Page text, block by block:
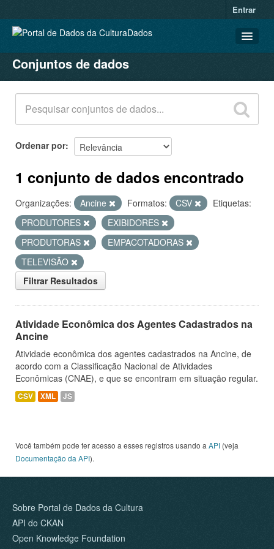
Entrar
CONJUNTOS DE DADOS
ORGANIZAÇÕES
GRUPOS
SOBRE
Conjuntos de dados
Ordenar por
1 conjunto de dados encontrado
Organizações: Ancine Formatos: CSV
Etiquetas:
PRODUTORES
EXIBIDORES
PRODUTORAS
EMPACOTADORAS
TELEVISÃO
Filtrar Resultados
Atividade Econômica dos Agentes Cadastrados na
Ancine
Atividade econômica dos agentes cadastrados na Ancine, de
acordo com a Classificação Nacional de Atividades
Econômicas (CNAE), e que se encontram em situação regular.
CSV XML JS
Você também pode ter acesso a esses registros usando a API (veja
Documentação da API).
Sobre Portal de Dados da Cultura
API do CKAN
Open Knowledge Foundation